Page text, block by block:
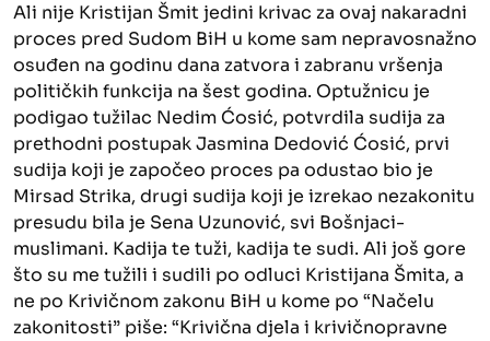
Ali nije Kristijan Šmit jedini krivac za ovaj nakaradni
proces pred Sudom BiH u kome sam nepravosnažno
osuđen na godinu dana zatvora i zabranu vršenja
političkih funkcija na šest godina. Optužnicu je
podigao tužilac Nedim Ćosić, potvrdila sudija za
prethodni postupak Jasmina Dedović Ćosić, prvi
sudija koji je započeo proces pa odustao bio je
Mirsad Strika, drugi sudija koji je izrekao nezakonitu
presudu bila je Sena Uzunović, svi Bošnjaci-
muslimani. Kadija te tuži, kadija te sudi. Ali još gore
što su me tužili i sudili po odluci Kristijana Šmita, a
ne po Krivičnom zakonu BiH u kome po “Načelu
zakonitosti” piše: “Krivična djela i krivičnopravne